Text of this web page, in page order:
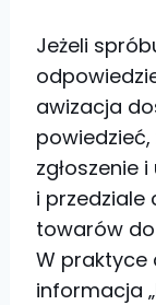
Jeżeli
awizacja
zgłoszenie
i
towarów do
W praktyce
informacja